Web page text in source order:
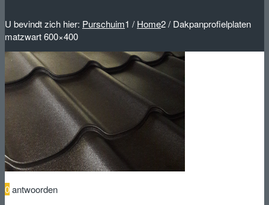
U bevindt zich hier: Purschuim1 / Home2/ Dakpanprofielplaten
matzwart 600×400
0antwoorden